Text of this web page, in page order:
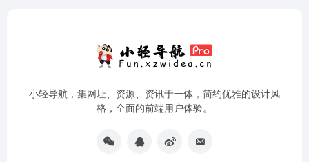
小轻导航，集网址、资源、资讯于一体，简约优雅的设计风
格，全面的前端用户体验。